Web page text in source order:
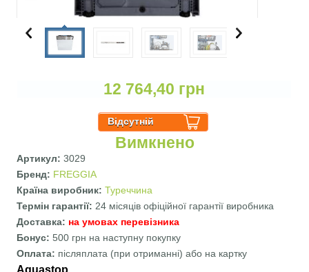
12 764,40 грн
Вимкнено
Артикул:3029
Бренд: FREGGIA
Країна виробник:Туреччина
Термін гарантії:24 місяців офіційної гарантії виробника
Доставка: на умовах перевізника
Бонус:500 грн на наступну покупку
Оплата: післяплата (при отриманні) або на картку